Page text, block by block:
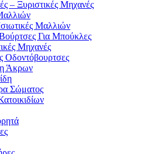
– Ξυριστικές Μηχανές
Μαλλιών
Για Μπούκλες
Μηχανές
Οδοντόβουρτσες
Άκρων
Σώματος